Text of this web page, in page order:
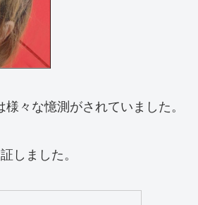
々な憶測がされていました。
しました。